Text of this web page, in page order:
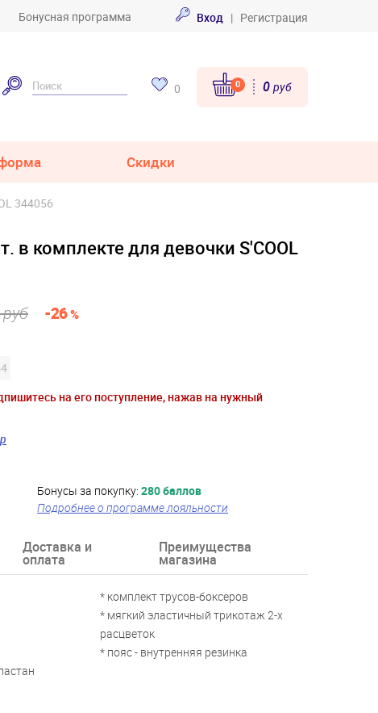
Бонусная программа Вход | Регистрация
0 0 0 руб
Скидки
344056
в комплекте для девочки S'COOL
-26%
на его поступление, нажав на нужный
Бонусы за покупку: 280 баллов
Подробнее о программе лояльности
Доставка и
оплата
Преимущества
магазина
* комплект трусов-боксеров
* мягкий эластичный трикотаж 2-х
расцветок
* пояс - внутренняя резинка